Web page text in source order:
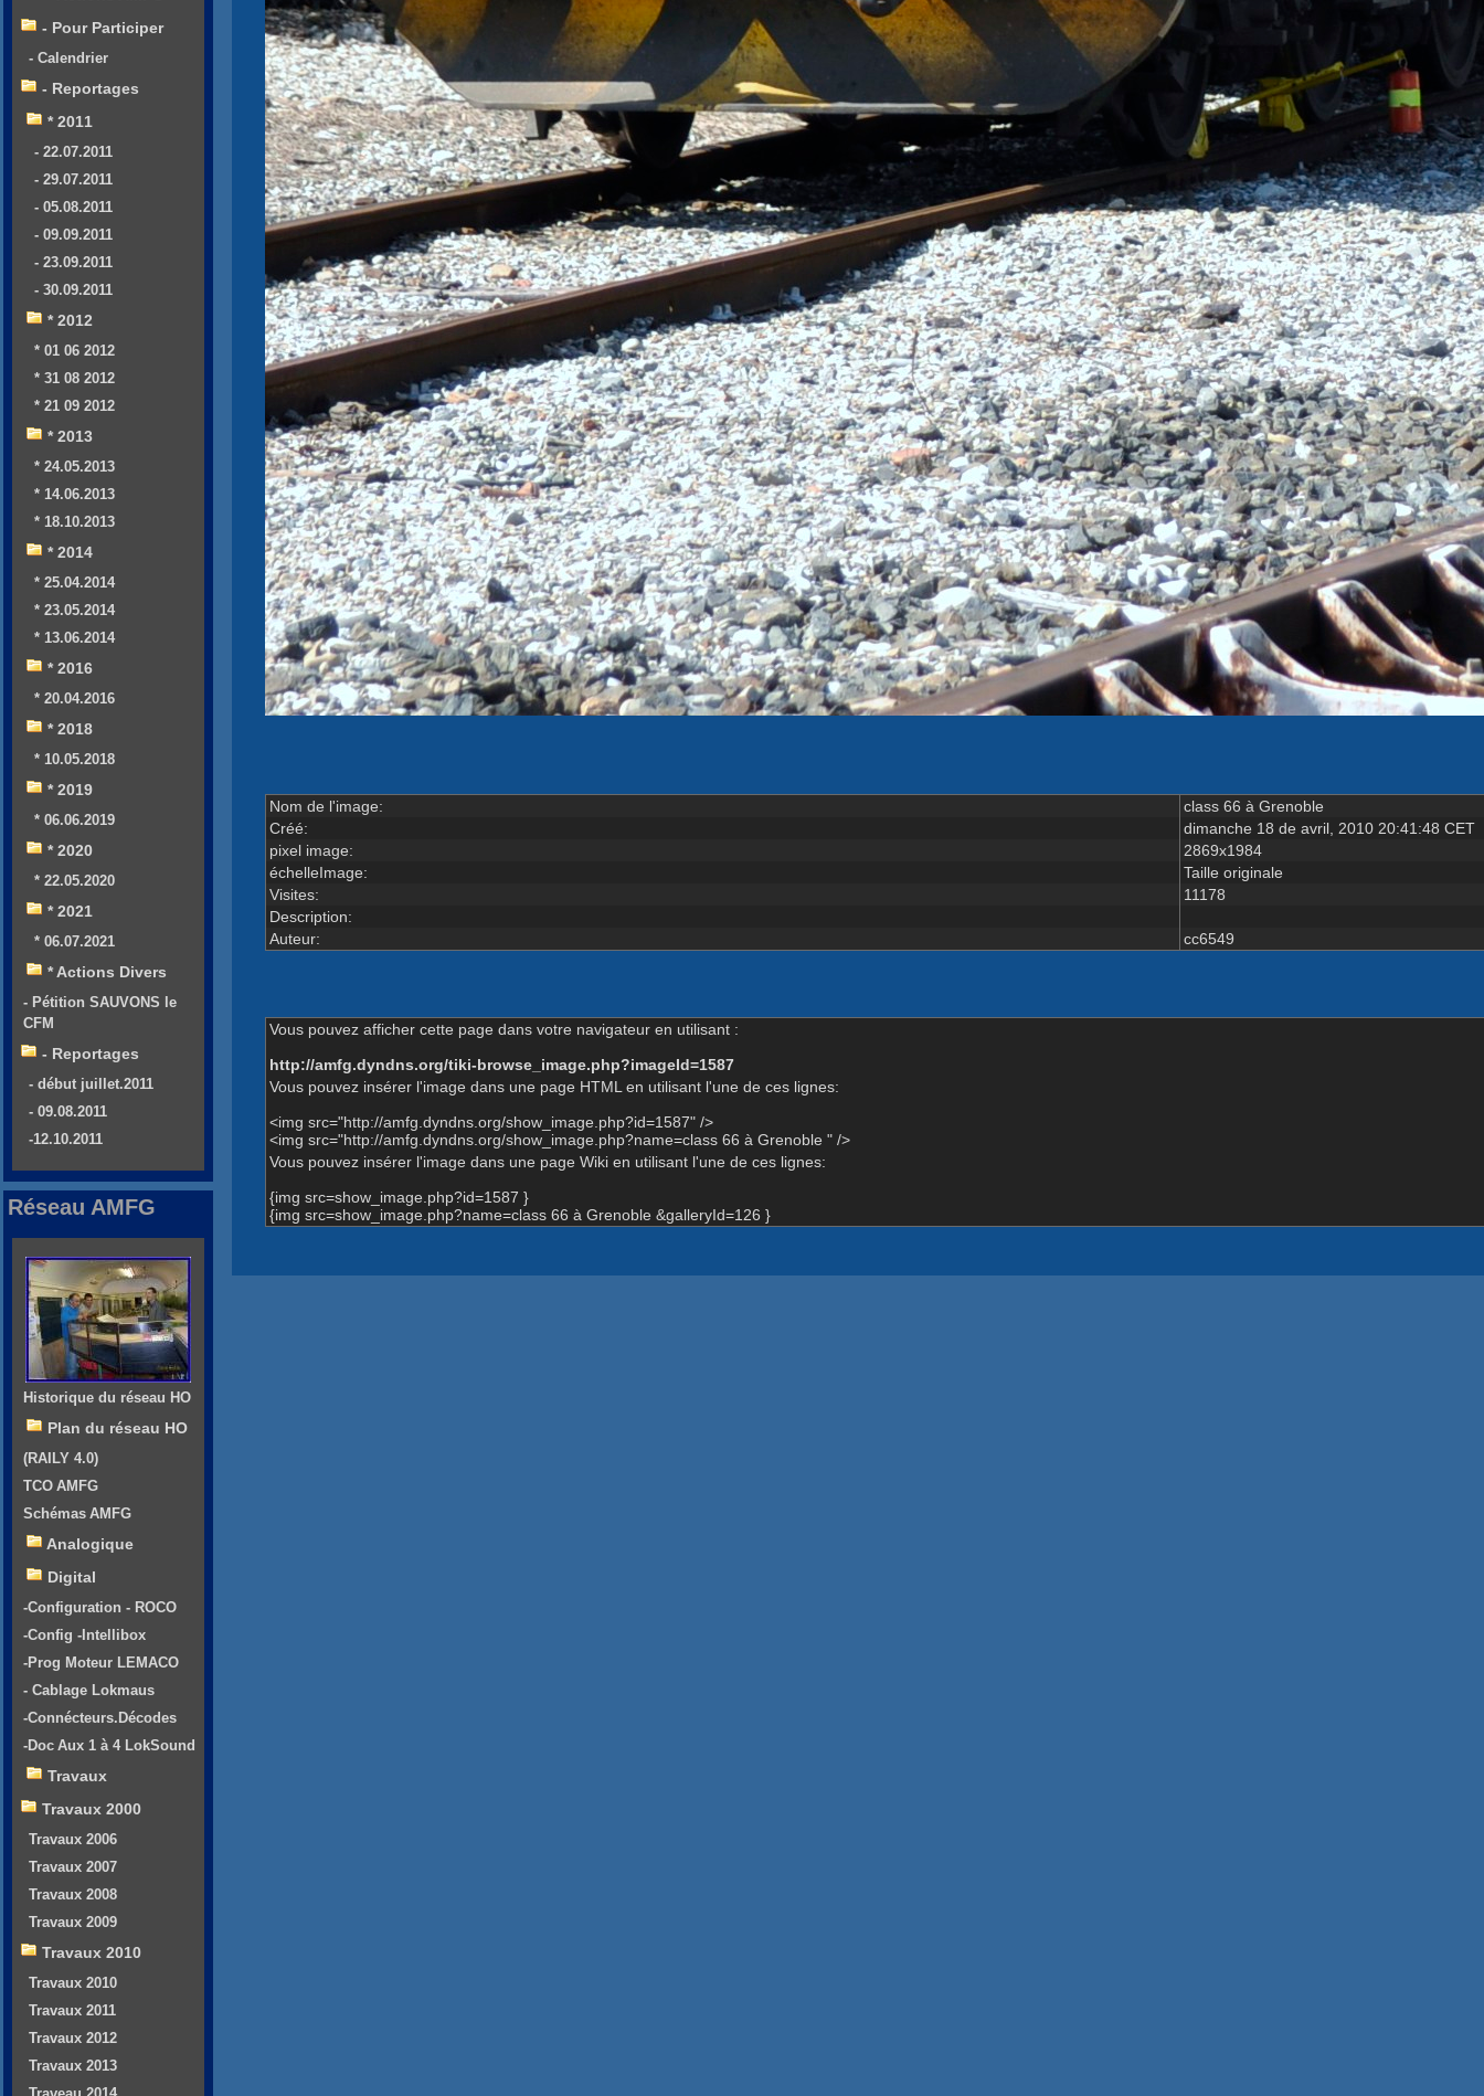
Nom de l'image:
class 66 à Grenoble
Créé:
dimanche 18 de avril, 2010 20:41:48 CET
pixel image:
2869x1984
échelleImage:
Taille originale
Visites:
11178
Description:
Auteur:
cc6549
Vous pouvez afficher cette page dans votre navigateur en utilisant :
http://amfg.dyndns.org/tiki-browse_image.php?imageId=1587
Vous pouvez insérer l'image dans une page HTML en utilisant l'une de ces lignes:
<img src="http://amfg.dyndns.org/show_image.php?id=1587" />
<img src="http://amfg.dyndns.org/show_image.php?name=class 66 à Grenoble " />
Vous pouvez insérer l'image dans une page Wiki en utilisant l'une de ces lignes:
{img src=show_image.php?id=1587 }
{img src=show_image.php?name=class 66 à Grenoble &galleryId=126 }
- Pour Participer
- Calendrier
- Reportages
* 2011
- 22.07.2011
- 29.07.2011
- 05.08.2011
- 09.09.2011
- 23.09.2011
- 30.09.2011
* 2012
* 01 06 2012
* 31 08 2012
* 21 09 2012
* 2013
* 24.05.2013
* 14.06.2013
* 18.10.2013
* 2014
* 25.04.2014
* 23.05.2014
* 13.06.2014
* 2016
* 20.04.2016
* 2018
* 10.05.2018
* 2019
* 06.06.2019
* 2020
* 22.05.2020
* 2021
* 06.07.2021
* Actions Divers
- Pétition SAUVONS le
CFM
- Reportages
- début juillet.2011
- 09.08.2011
-12.10.2011
Réseau AMFG
Historique du réseau HO
Plan du réseau HO
(RAILY 4.0)
TCO AMFG
Schémas AMFG
Analogique
Digital
-Configuration - ROCO
-Config -Intellibox
-Prog Moteur LEMACO
- Cablage Lokmaus
-Connécteurs.Décodes
-Doc Aux 1 à 4 LokSound
Travaux
Travaux 2000
Travaux 2006
Travaux 2007
Travaux 2008
Travaux 2009
Travaux 2010
Travaux 2010
Travaux 2011
Travaux 2012
Travaux 2013